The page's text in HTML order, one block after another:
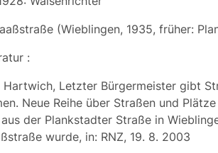
(Wieblingen, 1935, früher:
:
Hartwich, Letzter Bürgermeister gibt
Neue Reihe über Straßen und
der Plankstadter Straße in
wurde, in: RNZ, 19. 8. 2003